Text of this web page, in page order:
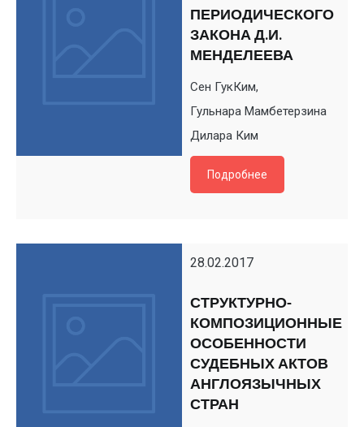
ПЕРИОДИЧЕСКОГО
ЗАКОНА Д.И.
МЕНДЕЛЕЕВА
Сен ГукКим,
Гульнара Мамбетерзина
Дилара Ким
Подробнее
28.02.2017
СТРУКТУРНО-
КОМПОЗИЦИОННЫЕ
ОСОБЕННОСТИ
СУДЕБНЫХ АКТОВ
АНГЛОЯЗЫЧНЫХ
СТРАН